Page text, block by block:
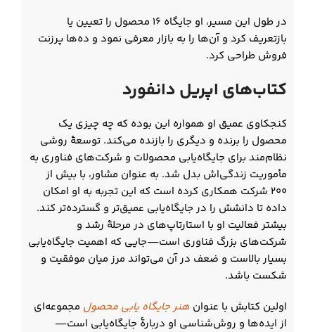
در طول این مسیر، او جایگاه ۱۶ محصول را تعیین یا
بازتعریف کرد و آن‌ها را به بازار معرفی نمود و ده‌ها پرزنت
فروش طراحی کرد.
کتاب‌های اپریل دانفورد
کنجکاوی عمیق او همواره این بوده که چه چیزی یک
محصول را برنده و دیگری را بازنده می‌کند. توسعهٔ روشی
نظام‌مند برای جایگاه‌یابی محصولات و شرکت‌های فناوری به
مأموریت زندگی‌اش بدل شد. به عنوان مشاور، با بیش از
۲۰۰ شرکت همکاری کرده است که این تجربه به او امکان
داده تا دانشش را در جایگاه‌یابی عمیق‌تر و گسترده‌تر کند.
بیشتر فعالیت او با استارتاپ‌های در مرحلهٔ رشد و
شرکت‌های بزرگ فناوری است—جایی که اهمیت جایگاه‌یابی
بسیار بالاست و ضعف در آن می‌تواند مرز میان موفقیت و
شکست باشد.
اولین کتابش با عنوان هنر جایگاه یابی محصول مجموعه‌ای
از ایده‌ها و روش‌شناسی او دربارهٔ جایگاه‌یابی است—